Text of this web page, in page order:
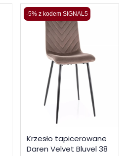
-5% z kodem SIGNAL5
Krzesło tapicerowane
Daren Velvet Bluvel 38